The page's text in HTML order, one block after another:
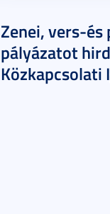
Zenei, vers-
pályázatot
Közkapcsolati